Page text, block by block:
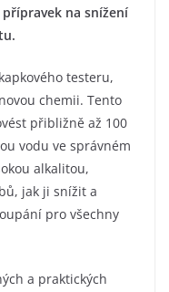
na snížení
testeru,
chemii. Tento
přibližně až 100
vodu ve správném
alkalitou,
jak ji snížit a
pro všechny
a praktických